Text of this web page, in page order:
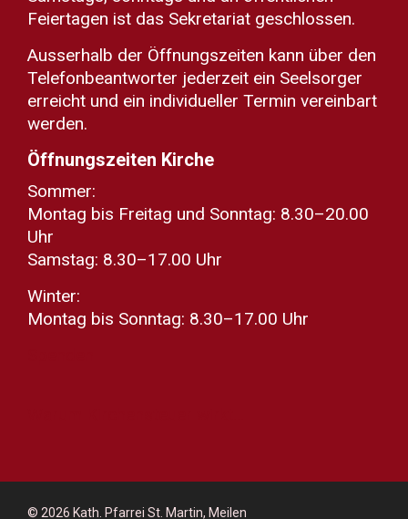
Feiertagen ist das Sekretariat geschlossen.
Ausserhalb der Öffnungszeiten kann über den
Telefonbeantworter jederzeit ein Seelsorger
erreicht und ein individueller Termin vereinbart
werden.
Öffnungszeiten Kirche
Sommer:
Montag bis Freitag und Sonntag: 8.30–20.00
Uhr
Samstag: 8.30–17.00 Uhr
Winter:
Montag bis Sonntag: 8.30–17.00 Uhr
© 2026 Kath. Pfarrei St. Martin, Meilen